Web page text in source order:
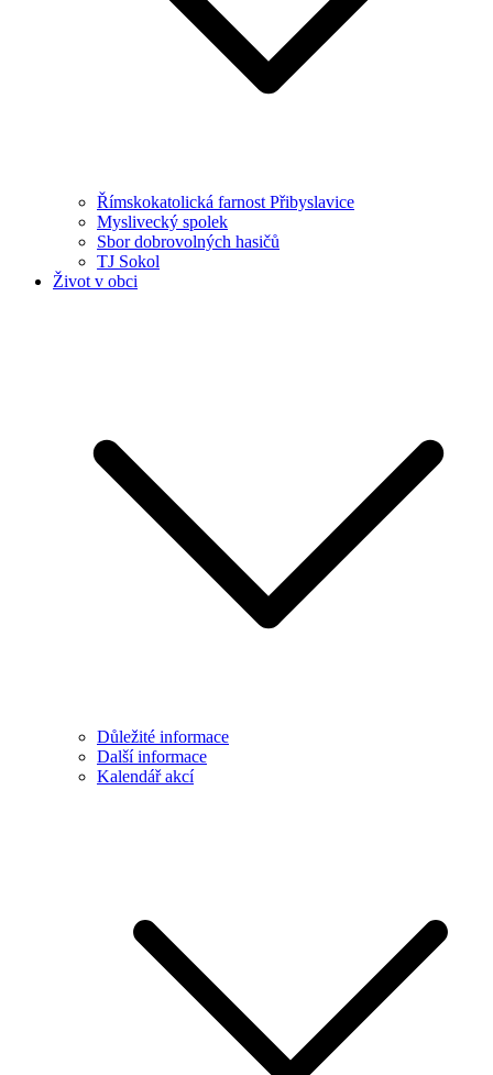
Římskokatolická farnost Přibyslavice
Myslivecký spolek
Sbor dobrovolných hasičů
TJ Sokol
Život v obci
Důležité informace
Další informace
Kalendář akcí